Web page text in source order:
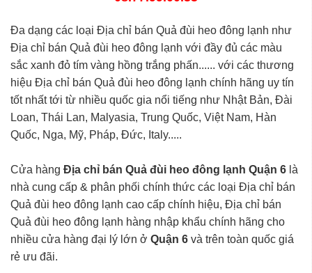
Đa dạng các loại Địa chỉ bán Quả đùi heo đông lạnh như
Địa chỉ bán Quả đùi heo đông lạnh với đầy đủ các màu
sắc xanh đỏ tím vàng hồng trắng phấn...... với các thương
hiệu Địa chỉ bán Quả đùi heo đông lạnh chính hãng uy tín
tốt nhất tới từ nhiều quốc gia nổi tiếng như Nhật Bản, Đài
Loan, Thái Lan, Malyasia, Trung Quốc, Việt Nam, Hàn
Quốc, Nga, Mỹ, Pháp, Đức, Italy.....
Cửa hàng Địa chỉ bán Quả đùi heo đông lạnh Quận 6 là
nhà cung cấp & phân phối chính thức các loại Địa chỉ bán
Quả đùi heo đông lạnh cao cấp chính hiệu, Địa chỉ bán
Quả đùi heo đông lạnh hàng nhập khẩu chính hãng cho
nhiều cửa hàng đại lý lớn ở Quận 6 và trên toàn quốc giá
rẻ ưu đãi.